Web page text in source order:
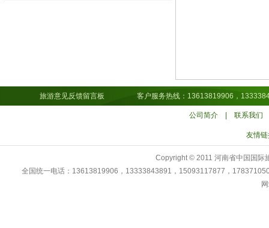
旅游意见反馈留言板 客户服务热线：13613819906，
公司简介 联系我们
友情
Copyright © 2011 河南省中国国
全国统一电话：13613819906，13333843891，15093117877，